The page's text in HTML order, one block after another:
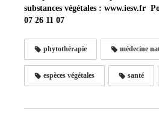
substances végétales : www.iesv.fr
07 26 11 07
phytothérapie médecine
espèces végétales santé